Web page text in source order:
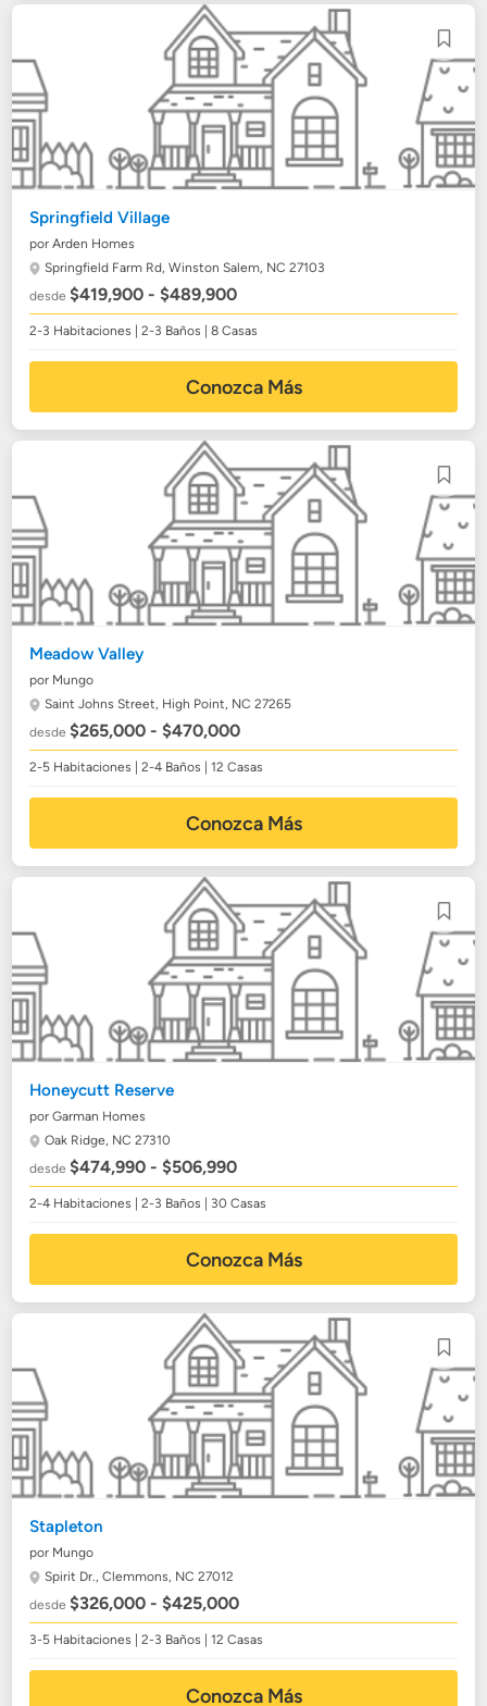
Springfield Village
por Arden Homes
Springfield Farm Rd,Winston Salem, NC 27103
desde$419,900 - $489,900
2-3 Habitaciones | 2-3 Baños | 8 Casas
Conozca Más
Meadow Valley
por Mungo
Saint Johns Street, High Point, NC 27265
desde$265,000 - $470,000
2-5 Habitaciones | 2-4 Baños | 12 Casas
Conozca Más
Honeycutt Reserve
por Garman Homes
Oak Ridge, NC 27310
desde$474,990 - $506,990
2-4 Habitaciones | 2-3 Baños | 30 Casas
Conozca Más
Stapleton
por Mungo
Spirit Dr.,Clemmons, NC 27012
desde$326,000 - $425,000
3-5 Habitaciones | 2-3 Baños | 12 Casas
Conozca Más